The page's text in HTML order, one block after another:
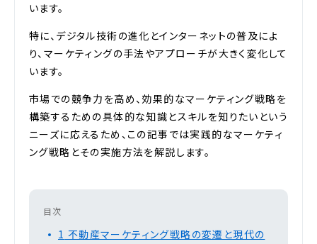
います。
特に、デジタル技術の進化とインターネットの普及によ
り、マーケティングの手法やアプローチが大きく変化して
います。
市場での競争力を高め、効果的なマーケティング戦略を
構築するための具体的な知識とスキルを知りたいという
ニーズに応えるため、この記事では実践的なマーケティ
ング戦略とその実施方法を解説します。
目次
1 不動産マーケティング戦略の変遷と現代の